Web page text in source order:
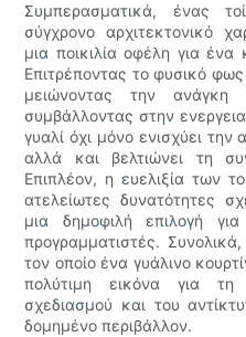
Συμπερασματικά, ένας
σύγχρονο αρχιτεκτονικό
μια ποικιλία οφέλη για ένα
Επιτρέποντας το φυσικό
μειώνοντας την ανάγκη
συμβάλλοντας στην
γυαλί όχι μόνο ενισχύει την
αλλά και βελτιώνει τη
Επιπλέον, η ευελιξία των
ατελείωτες δυνατότητες
μια δημοφιλή επιλογή για
προγραμματιστές.
τον οποίο ένα γυάλινο
πολύτιμη εικόνα για τη
σχεδιασμού και του
δομημένο περιβάλλον.